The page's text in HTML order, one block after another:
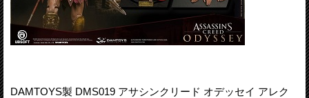
DAMTOYS製 DMS019 アサシンクリード オデッセイ アレク